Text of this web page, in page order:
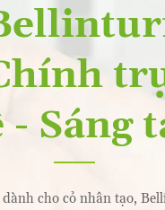
- Sáng
cho cỏ nhân tạo,